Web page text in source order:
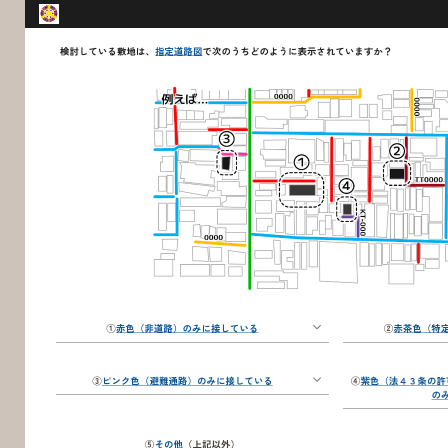
検討している敷地は、指定道路図で次のうちどのように表示されていますか？
①赤色（非道路）のみに接している ②赤茶色（特
③ピンク色（避難通路）のみに接している ④紫色（法４３条の
の
⑤その他 （上記以外）